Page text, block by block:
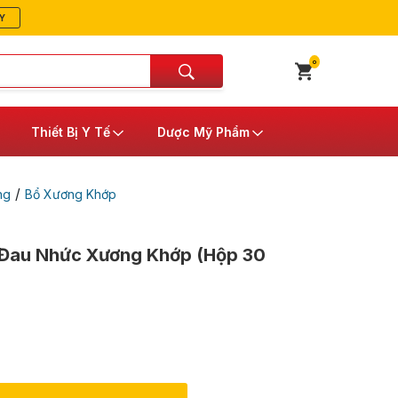
0
Thiết Bị Y Tế Dược Mỹ Phẩm
/ Bổ Xương Khớp
Nhức Xương Khớp (Hộp 30